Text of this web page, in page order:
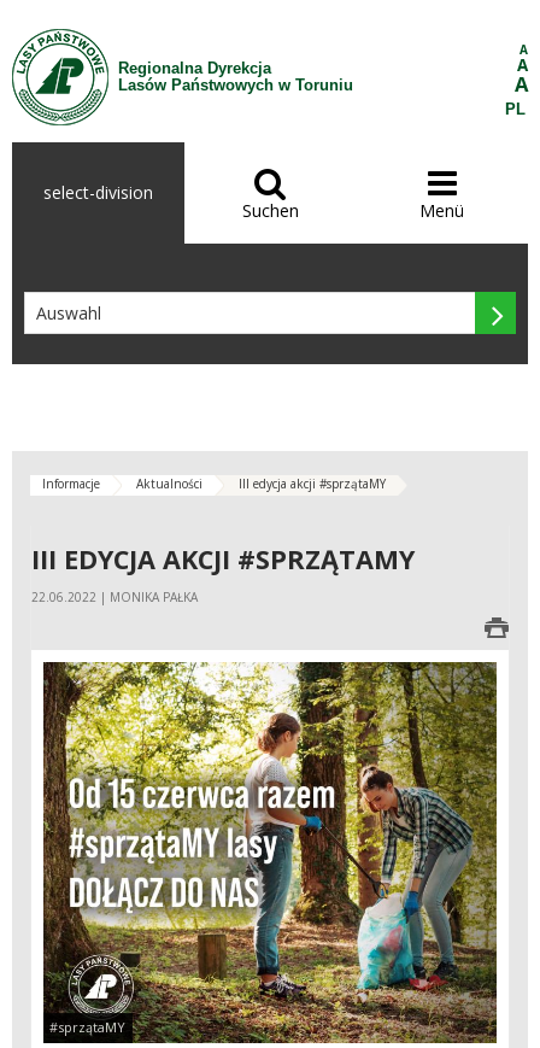
Zum Inhalt wechseln
Regionalna Dyrekcja
Lasów Państwowych w Toruniu
A
A
A
PL
select-division 
Suchen

Menü

Informacje Aktualności III edycja akcji #sprzątaMY
III EDYCJA AKCJI #SPRZĄTAMY
22.06.2022 | MONIKA PAŁKA
#sprzątaMY